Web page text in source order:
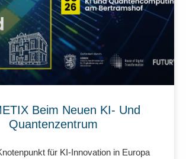
Beim Neuen KI- Und
Quantenzentrum
für KI-Innovation in Europa